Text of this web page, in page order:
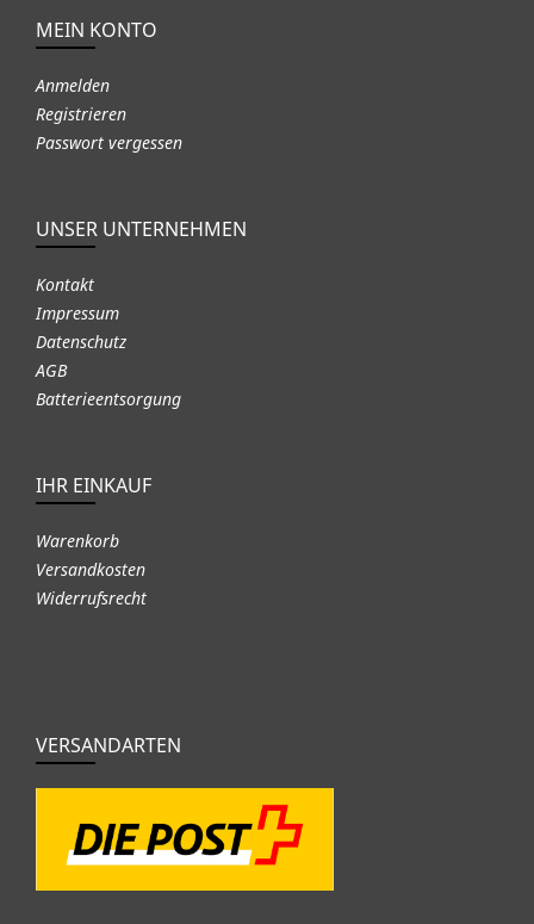
MEIN KONTO
Anmelden
Registrieren
Passwort vergessen
UNSER UNTERNEHMEN
Kontakt
Impressum
Datenschutz
AGB
Batterieentsorgung
IHR EINKAUF
Warenkorb
Versandkosten
Widerrufsrecht
VERSANDARTEN